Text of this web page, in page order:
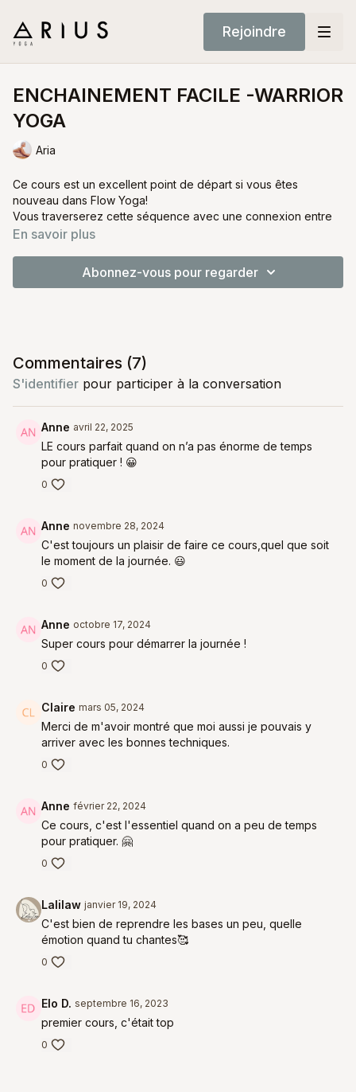
Rejoindre
ENCHAINEMENT FACILE -WARRIOR
YOGA
Aria
Ce cours est un excellent point de départ si vous êtes
nouveau dans Flow Yoga!
Vous traverserez cette séquence avec une connexion entre
le mouvement et la respiration.
En savoir plus
Abonnez-vous pour regarder
Commentaires (7)
S'identifier pour participer à la conversation
Anne avril 22, 2025
LE cours parfait quand on n’a pas énorme de temps
pour pratiquer ! 😀
0
Anne novembre 28, 2024
C'est toujours un plaisir de faire ce cours,quel que soit
le moment de la journée. 😃
0
Anne octobre 17, 2024
Super cours pour démarrer la journée !
0
Claire mars 05, 2024
Merci de m'avoir montré que moi aussi je pouvais y
arriver avec les bonnes techniques.
0
Anne février 22, 2024
Ce cours, c'est l'essentiel quand on a peu de temps
pour pratiquer. 🤗
0
Lalilaw janvier 19, 2024
C'est bien de reprendre les bases un peu, quelle
émotion quand tu chantes🥰
0
Elo D. septembre 16, 2023
premier cours, c'était top
0